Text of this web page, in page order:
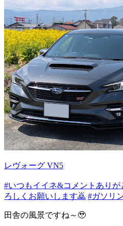
レヴォーグ VN5
#いつもイイネ&コメントありが
ろしくお願いします🙇 #ガソリ
田舎の風景ですね～🥹